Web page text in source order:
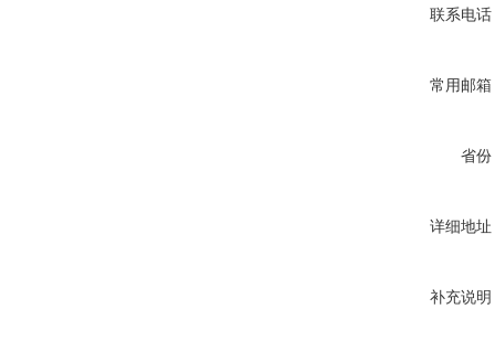
联系电话
常用邮箱
省份
详细地址
补充说明